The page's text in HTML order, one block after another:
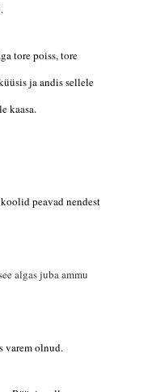
tore poiss, tore
ja andis sellele
kaasa.
peavad nendest
algas juba ammu
varem olnud.